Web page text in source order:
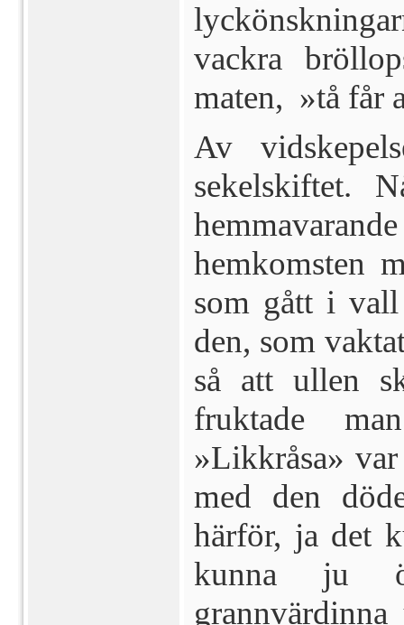
vackra
maten, »tå får
Av
sekelskiftet.
hemkomsten
som gått i vall
den, som
så att ullen
fruktade
»Likkråsa»
med den
härför, ja det
kunna ju